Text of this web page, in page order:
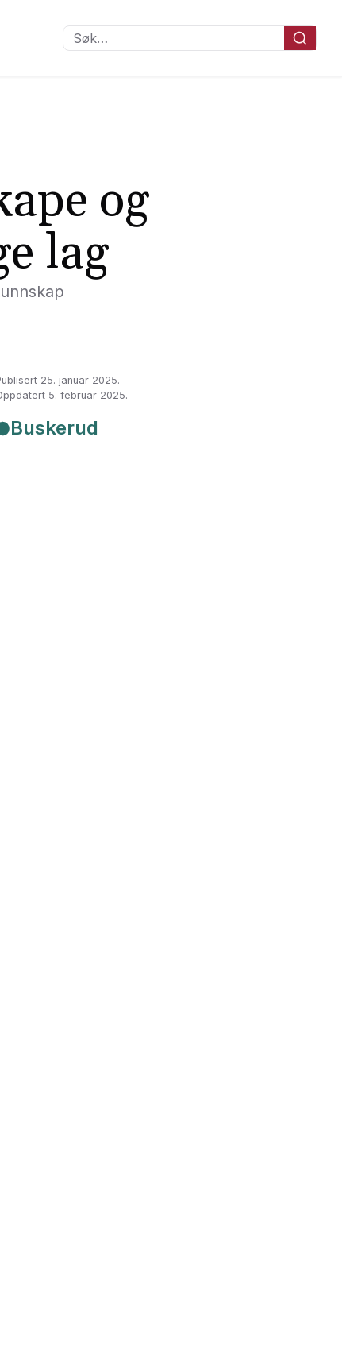
Søk…
og
lag
25. januar 2025.
5. februar 2025.
Buskerud